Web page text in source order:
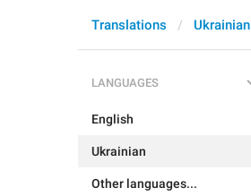
Translations Ukrainian
LANGUAGES
English
Ukrainian
Other languages...